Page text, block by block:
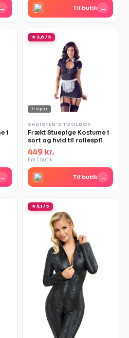
→ Til butik →
i
→
★ 3,6 / 5
Lingeri
SADISTEN'S TOOLBOX
Frækt Stuepige Kostume i
sort og hvid til rollespil
449 kr.
Fra 1 butik
Til butik →
★ 4,1 / 5